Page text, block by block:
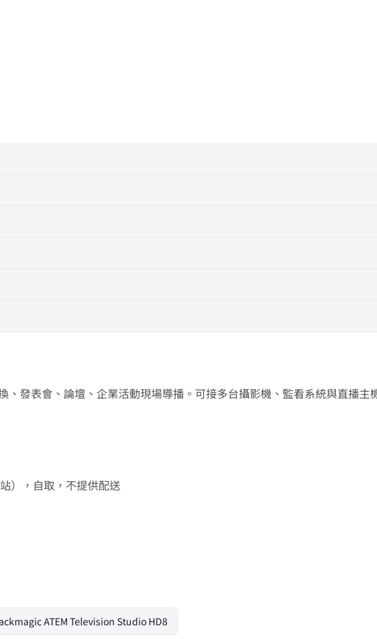
發表會、論壇、企業活動現場導播。可接多台攝影機、監看系統與直播主
），自取，不提供配送
ATEM Television Studio HD8